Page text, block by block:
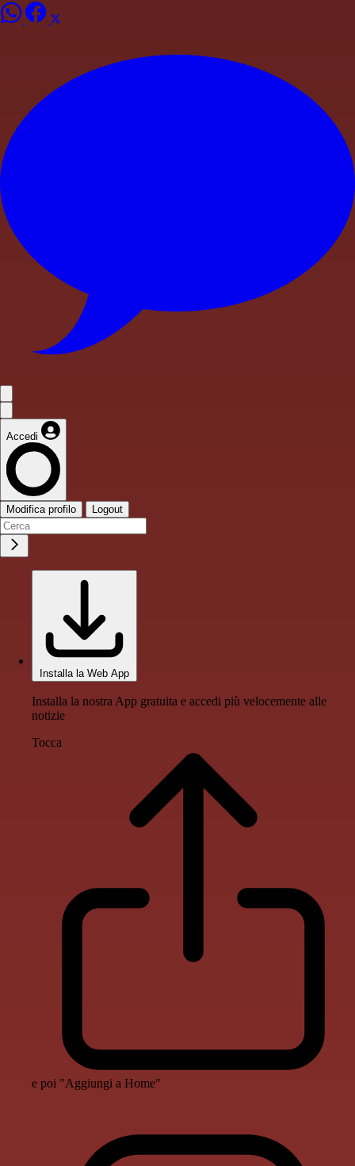
Accedi
Modifica profilo Logout
Installa la Web App
Installa la nostra App gratuita e accedi più velocemente alle
notizie
Tocca
e poi "Aggiungi a Home"